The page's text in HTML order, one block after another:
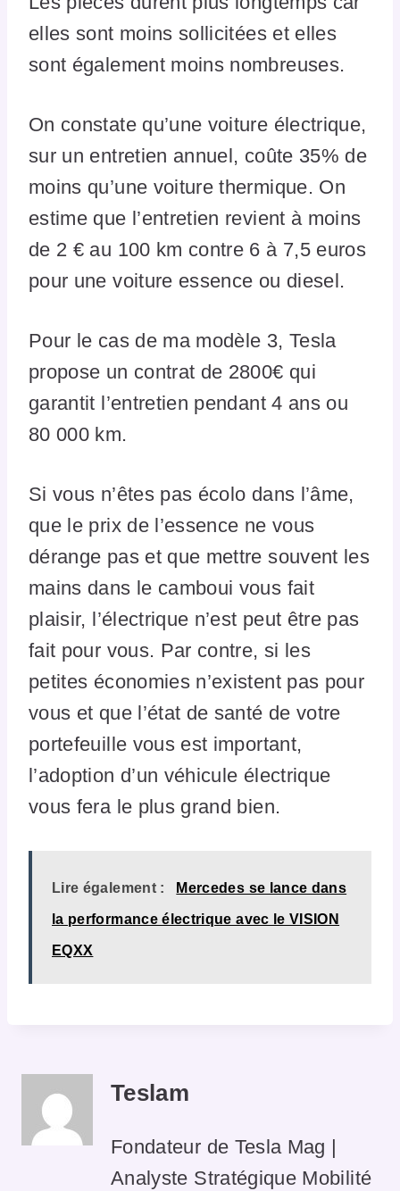
elles sont moins sollicitées et elles
sont également moins nombreuses.
On constate qu’une voiture électrique,
sur un entretien annuel, coûte 35% de
moins qu’une voiture thermique. On
estime que l’entretien revient à moins
de 2 € au 100 km contre 6 à 7,5 euros
pour une voiture essence ou diesel.
Pour le cas de ma modèle 3, Tesla
propose un contrat de 2800€ qui
garantit l’entretien pendant 4 ans ou
80 000 km.
Si vous n’êtes pas écolo dans l’âme,
que le prix de l’essence ne vous
dérange pas et que mettre souvent les
mains dans le camboui vous fait
plaisir, l’électrique n’est peut être pas
fait pour vous. Par contre, si les
petites économies n’existent pas pour
vous et que l’état de santé de votre
portefeuille vous est important,
l’adoption d’un véhicule électrique
vous fera le plus grand bien.
Lire également : Mercedes se lance dans
la performance électrique avec le VISION
EQXX
Teslam
Fondateur de Tesla Mag |
Analyste Stratégique Mobilité